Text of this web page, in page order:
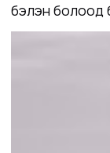
бэлэн болоод